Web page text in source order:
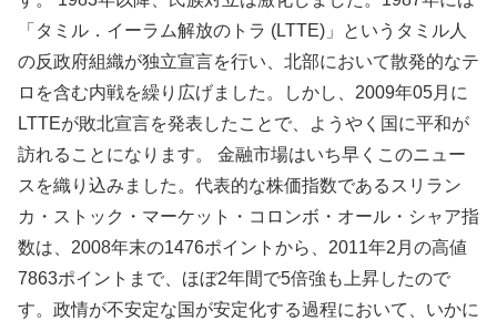
「タミル．イーラム解放のトラ (LTTE)」というタミル人
の反政府組織が独立宣言を行い、北部において散発的なテ
ロを含む内戦を繰り広げました。しかし、2009年05月に
LTTEが敗北宣言を発表したことで、ようやく国に平和が
訪れることになります。 金融市場はいち早くこのニュー
スを織り込みました。代表的な株価指数であるスリラン
カ・ストック・マーケット・コロンボ・オール・シャア指
数は、2008年末の1476ポイントから、2011年2月の高値
7863ポイントまで、ほぼ2年間で5倍強も上昇したので
す。政情が不安定な国が安定化する過程において、いかに